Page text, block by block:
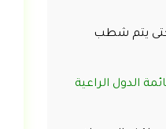
حتى يتم شطب
الدول الراعية